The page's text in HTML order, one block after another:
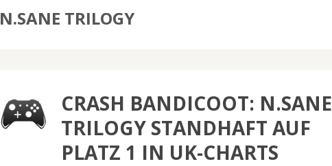
N.SANE TRILOGY
CRASH BANDICOOT: N.SANE
TRILOGY STANDHAFT AUF
PLATZ 1 IN UK-CHARTS